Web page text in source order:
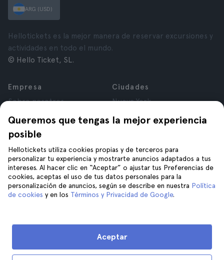
Queremos que tengas la mejor experiencia
posible
Hellotickets utiliza cookies propias y de terceros para
personalizar tu experiencia y mostrarte anuncios adaptados a tus
intereses. Al hacer clic en “Aceptar” o ajustar tus Preferencias de
cookies, aceptas el uso de tus datos personales para la
personalización de anuncios, según se describe en nuestra Política
de cookies y en los Términos y Privacidad de Google.
Aceptar
ARG (USD)
Hellotickets es la mejor manera de reservar excursiones y
actividades en todo el mundo.
© Hello Ticket, SL.
Empresa
Sobre nosotros
Afiliados
Opiniones
Privacidad
Términos y Condiciones
Aviso Legal
Cookies
Ciudades
Nueva York
París
Granada
Cracovia
Tenerife
Ayuda